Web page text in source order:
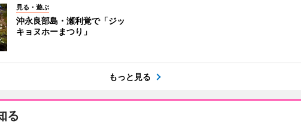
見る・遊ぶ
沖永良部島・瀬利覚で「ジッ
キョヌホーまつり」
もっと見る
る